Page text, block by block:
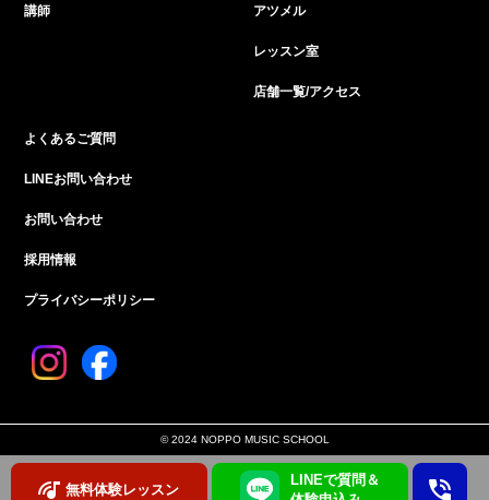
無料体験レッスン
LINEで質問＆
講師 アツメル
レッスン室
店舗一覧/アクセス
よくあるご質問
LINEお問い合わせ
お問い合わせ
採用情報
プライバシーポリシー
© 2024 NOPPO MUSIC SCHOOL